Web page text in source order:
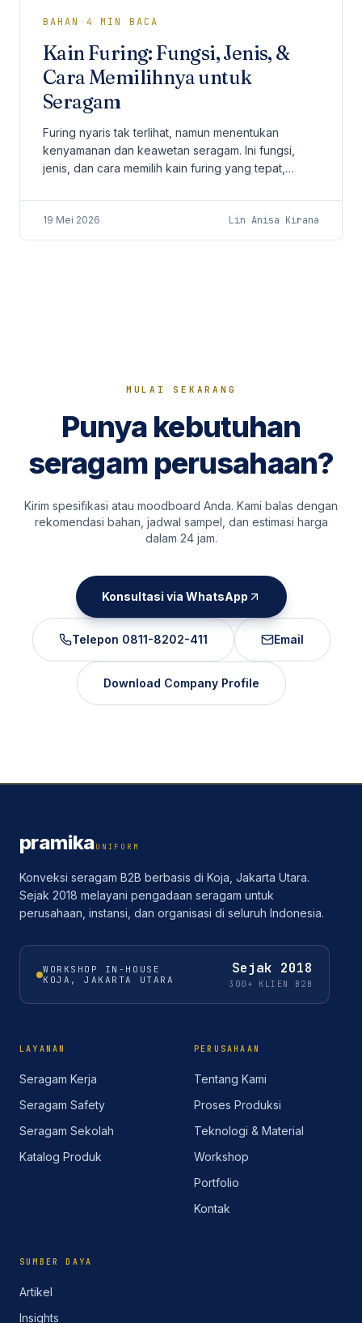
BAHAN · 4 MIN BACA
Kain Furing: Fungsi, Jenis, &
Cara Memilihnya untuk
Seragam
Furing nyaris tak terlihat, namun menentukan
kenyamanan dan keawetan seragam. Ini fungsi,
jenis, dan cara memilih kain furing yang tepat,
19 Mei 2026 Lin Anisa Kirana
MULAI SEKARANG
Punya kebutuhan
seragam perusahaan?
Kirim spesifikasi atau moodboard Anda. Kami balas dengan
rekomendasi bahan, jadwal sampel, dan estimasi harga
dalam 24 jam.
Konsultasi via WhatsApp
Telepon 0811-8202-411 Email
Download Company Profile
pramikaUNIFORM
Konveksi seragam B2B berbasis di Koja, Jakarta Utara.
Sejak 2018 melayani pengadaan seragam untuk
perusahaan, instansi, dan organisasi di seluruh Indonesia.
WORKSHOP IN-HOUSE
KOJA, JAKARTA UTARA
Sejak 2018
300+ KLIEN B2B
LAYANAN
Seragam Kerja
Seragam Safety
Seragam Sekolah
Katalog Produk
PERUSAHAAN
Tentang Kami
Proses Produksi
Teknologi & Material
Workshop
Portfolio
Kontak
SUMBER DAYA
Artikel
Insights